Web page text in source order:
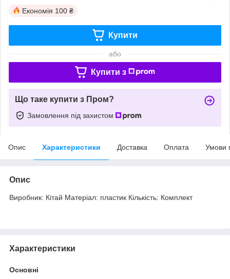
Економія 100 ₴
Купити
або
Купити з
Що таке купити з Пром?
Замовлення під захистом
Опис Характеристики Доставка Оплата Умови
Опис
Виробник: Кітай Матеріал: пластик Кількість: Комплект
Характеристики
Основні